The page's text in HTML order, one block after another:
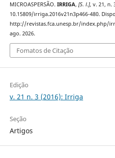
MICROASPERSÃO. IRRIGA, [S. l.], v. 21, n.
10.15809/irriga.2016v21n3p466-480.
http://revistas.fca.unesp.br/index.php/
ago. 2026.
Fomatos de Citação
Edição
v. 21 n. 3 (2016): Irriga
Seção
Artigos